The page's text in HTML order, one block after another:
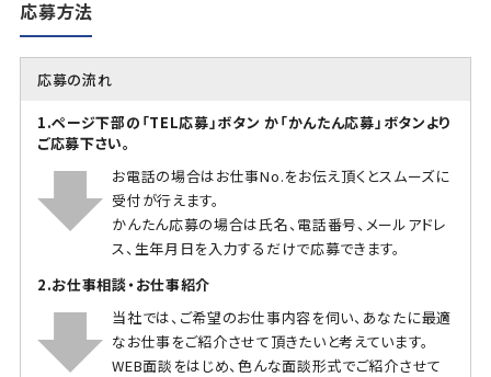
応募方法
応募の流れ
1.ページ下部の「TEL応募」ボタン か「かんたん応募」ボタンより
ご応募下さい。
お電話の場合はお仕事No.をお伝え頂くとスムーズに
受付が行えます。
かんたん応募の場合は氏名、電話番号、メールアドレ
ス、生年月日を入力するだけで応募できます。
2.お仕事相談・お仕事紹介
当社では、ご希望のお仕事内容を伺い、あなたに最適
なお仕事をご紹介させて頂きたいと考えています。
WEB面談をはじめ、色んな面談形式でご紹介させて